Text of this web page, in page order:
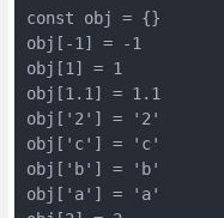
const obj = {}
obj[-1] = -1
obj[1] = 1
obj[1.1] = 1.1
obj['2'] = '2'
obj['c'] = 'c'
obj['b'] = 'b'
obj['a'] = 'a'